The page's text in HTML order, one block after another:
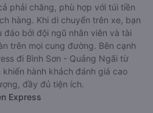
phải chăng, phù hợp với túi tiền
hàng. Khi di chuyển trên xe, bạn
đáo bởi đội ngũ nhân viên và tài
trên mọi cung đường. Bên cạnh
đi Bình Sơn - Quảng Ngãi từ
khiến hành khách đánh giá cao
đầy đủ tiện ích.
Express